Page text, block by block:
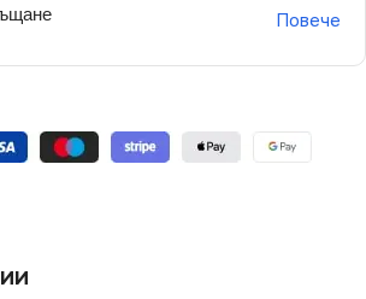
Повече